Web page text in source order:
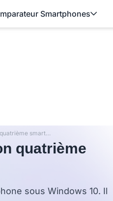
Smartphones
Microsoft présente le Lumia 650, son quatrième smartphone sous Windows 10
quatrième
sous Windows 10. Il